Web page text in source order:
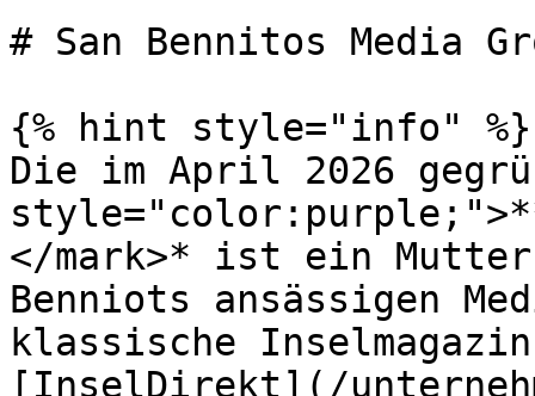
# San Bennitos Media
{% hint style="info" %}
Die im April 2026
</mark>* ist ein
Benniots ansässigen
klassische
[InselDirekt](/